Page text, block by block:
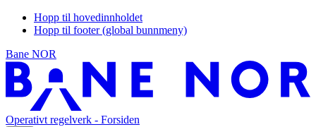
Hopp til hovedinnholdet
Hopp til footer (global bunnmeny)
Bane NOR
Operativt regelverk - Forsiden